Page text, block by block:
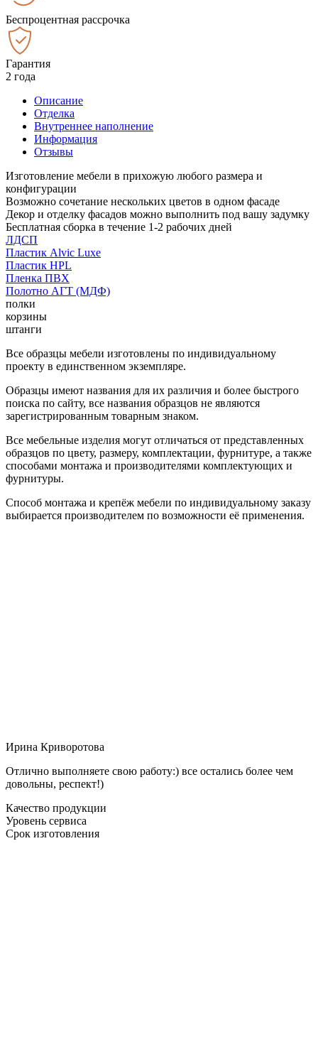
Беспроцентная рассрочка
Гарантия
2 года
Описание
Отделка
Внутреннее наполнение
Информация
Отзывы
Изготовление мебели в прихожую любого размера и
конфигурации
Возможно сочетание нескольких цветов в одном фасаде
Декор и отделку фасадов можно выполнить под вашу задумку
Бесплатная сборка в течение 1-2 рабочих дней
ЛДСП
Пластик Alvic Luxe
Пластик HPL
Пленка ПВХ
Полотно АГТ (МДФ)
полки
корзины
штанги
Все образцы мебели изготовлены по индивидуальному
проекту в единственном экземпляре.
Образцы имеют названия для их различия и более быстрого
поиска по сайту, все названия образцов не являются
зарегистрированным товарным знаком.
Все мебельные изделия могут отличаться от представленных
образцов по цвету, размеру, комплектации, фурнитуре, а также
способами монтажа и производителями комплектующих и
фурнитуры.
Способ монтажа и крепёж мебели по индивидуальному заказу
выбирается производителем по возможности её применения.
Ирина Криворотова
Отлично выполняете свою работу:) все остались более чем
довольны, респект!)
Качество продукции
Уровень сервиса
Срок изготовления